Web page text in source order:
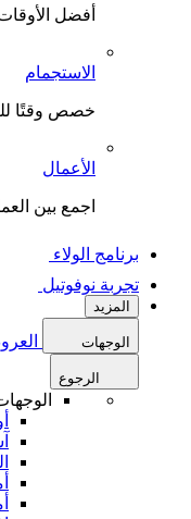
أفضل
الاستجمام
خصص وقتًا
الأعمال
اجمع بين
برنامج الولاء
تجربة نوفوتيل
المزيد
الوجهات
الرجوع